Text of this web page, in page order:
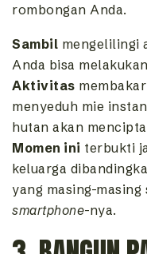
rombongan Anda.
Sambil mengelilingi
Anda bisa
Aktivitas
menyeduh mie
hutan akan
Momen ini terbukti
keluarga
yang masing-masing
smartphone-nya.